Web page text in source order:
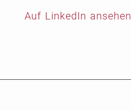
Auf LinkedIn ansehen